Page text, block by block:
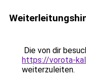
Die von dir
https://vorota-
weiterzuleiten.